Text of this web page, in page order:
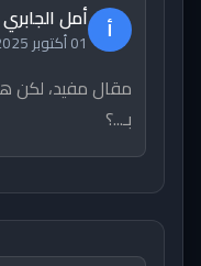
أ أمل الجابري
01 أكتوبر 2025
مقال مفيد، لكن
بـ...؟